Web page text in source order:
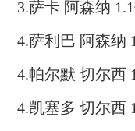
3.萨卡 阿森纳
4.萨利巴 阿森纳
4.帕尔默 切尔西
4.凯塞多 切尔西